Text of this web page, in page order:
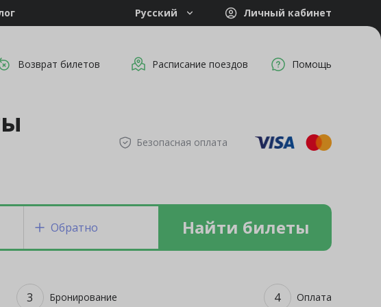
Русский Личный кабинет
Возврат билетов Расписание поездов Помощь
Безопасная оплата
Обратно Найти билеты
3 Бронирование 4 Оплата